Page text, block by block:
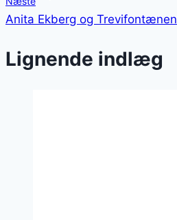
Anita Ekberg og Trevifontænen
Lignende indlæg